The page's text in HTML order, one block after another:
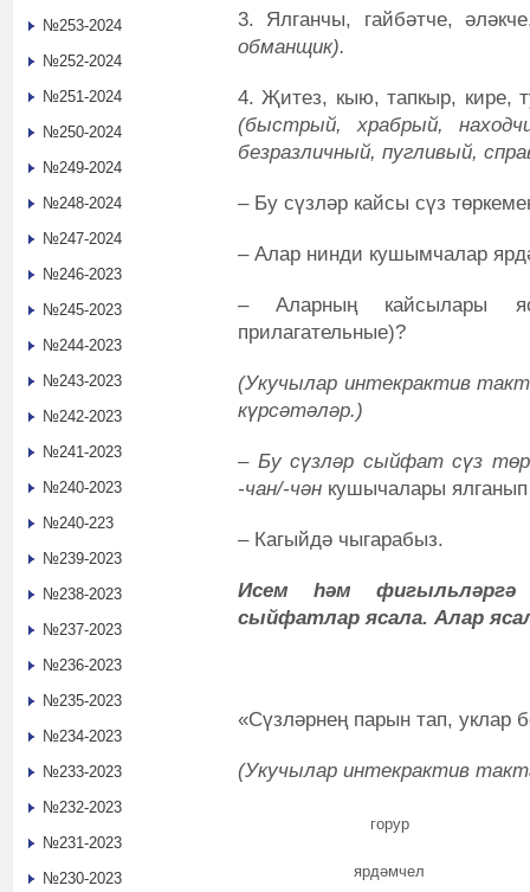
3. Ялганчы, гайбәтче,
обманщик).
4. Җитез, кыю, тапкыр, кире,
(быстрый, храбрый,
безразличный, пугливый,
‒ Бу сүзләр кайсы сүз
‒ Алар нинди кушымчалар
‒ Аларның кайсылары
прилагательные)?
(Укучылар интекрактив
күрсәтәләр.)
– Бу сүзләр сыйфат сүз
-чан/-чән кушычалары ялганып
– Кагыйдә чыгарабыз.
Исем һәм
сыйфатлар ясала. Алар
«Сүзләрнең парын тап, уклар
(Укучылар интекрактив
горур
ярдәмчел
№253-2024
№252-2024
№251-2024
№250-2024
№249-2024
№248-2024
№247-2024
№246-2023
№245-2023
№244-2023
№243-2023
№242-2023
№241-2023
№240-2023
№240-223
№239-2023
№238-2023
№237-2023
№236-2023
№235-2023
№234-2023
№233-2023
№232-2023
№231-2023
№230-2023